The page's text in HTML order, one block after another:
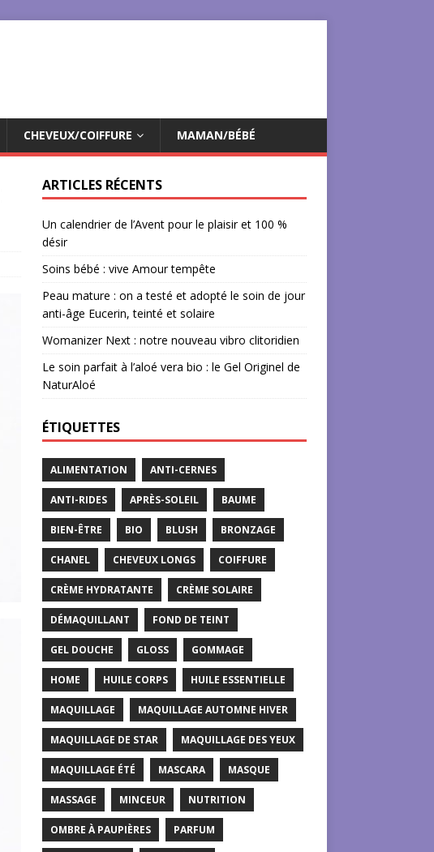
CHEVEUX/COIFFURE MAMAN/BÉBÉ
ARTICLES RÉCENTS
Un calendrier de l’Avent pour le plaisir et 100 %
désir
Soins bébé : vive Amour tempête
Peau mature : on a testé et adopté le soin de jour
anti-âge Eucerin, teinté et solaire
Womanizer Next : notre nouveau vibro clitoridien
Le soin parfait à l’aloé vera bio : le Gel Originel de
NaturAloé
ÉTIQUETTES
ALIMENTATION ANTI-CERNES
ANTI-RIDES APRÈS-SOLEIL BAUME
BIEN-ÊTRE BIO BLUSH BRONZAGE
CHANEL CHEVEUX LONGS COIFFURE
CRÈME HYDRATANTE CRÈME SOLAIRE
DÉMAQUILLANT FOND DE TEINT
GEL DOUCHE GLOSS GOMMAGE
HOME HUILE CORPS HUILE ESSENTIELLE
MAQUILLAGE MAQUILLAGE AUTOMNE HIVER
MAQUILLAGE DE STAR MAQUILLAGE DES YEUX
MAQUILLAGE ÉTÉ MASCARA MASQUE
MASSAGE MINCEUR NUTRITION
OMBRE À PAUPIÈRES PARFUM